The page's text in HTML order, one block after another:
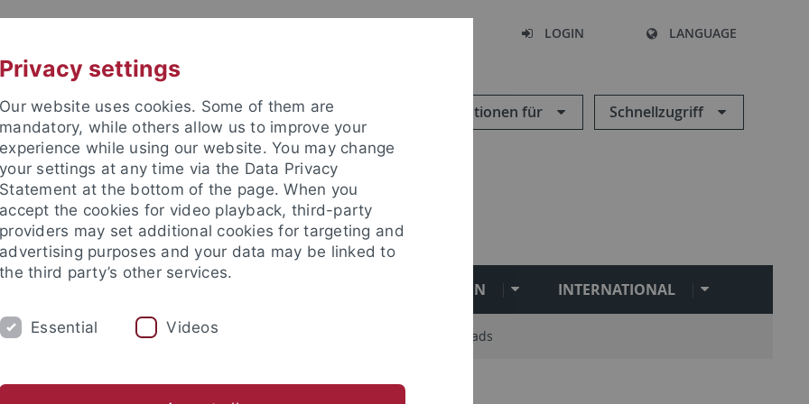
LOGIN LANGUAGE
Informationen für Schnellzugriff
PROMOTION/HABILITATION INTERNATIONAL
Familienförderung Doktorandenkonvent Downloads
Doktorandenkonvent
Privacy settings
Our website uses cookies. Some of them are
mandatory, while others allow us to improve your
experience while using our website. You may change
your settings at any time via the Data Privacy
Statement at the bottom of the page. When you
accept the cookies for video playback, third-party
providers may set additional cookies for targeting and
advertising purposes and your data may be linked to
the third party’s other services.
Essential Videos